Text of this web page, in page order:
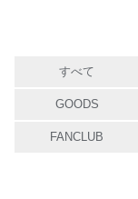
すべて
GOODS
FANCLUB